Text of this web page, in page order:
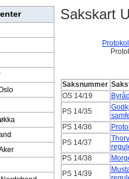
Sakskart
Saksnummer
OS 14/19
PS 14/35
PS 14/36
PS 14/37
PS 14/38
PS 14/39